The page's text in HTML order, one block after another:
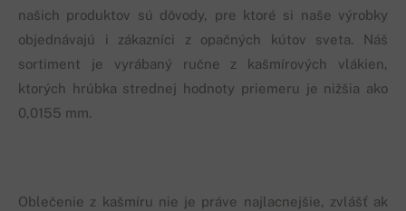
našich produktov sú dôvody, pre ktoré si naše výrobky
objednávajú i zákazníci z opačných kútov sveta. Náš
sortiment je vyrábaný ručne z kašmírových vlákien,
ktorých hrúbka strednej hodnoty priemeru je nižšia ako
0,0155 mm.
Oblečenie z kašmíru nie je práve najlacnejšie, zvlášť ak